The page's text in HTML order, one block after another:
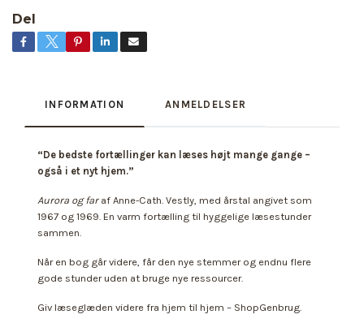
Del
INFORMATION ANMELDELSER
“De bedste fortællinger kan læses højt mange gange –
også i et nyt hjem.”
Aurora og faraf Anne-Cath. Vestly, med årstal angivet som
1967 og 1969. En varm fortælling til hyggelige læsestunder
sammen.
Når en bog går videre, får den nye stemmer og endnu flere
gode stunder uden at bruge nye ressourcer.
Giv læseglæden videre fra hjem til hjem – ShopGenbrug.